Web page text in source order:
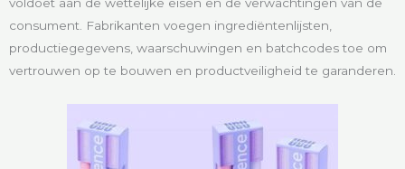
consument. Fabrikanten voegen ingrediëntenlijsten,
productiegegevens, waarschuwingen en batchcodes toe om
vertrouwen op te bouwen en productveiligheid te garanderen.